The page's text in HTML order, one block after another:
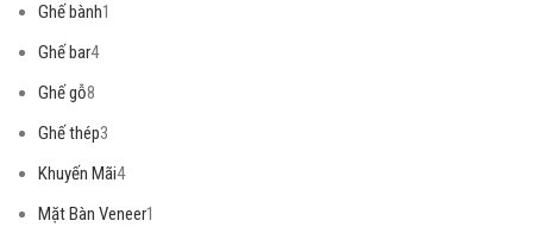
Ghế bành1
Ghế bar4
Ghế gỗ8
Ghế thép3
Khuyến Mãi4
Mặt Bàn Veneer1